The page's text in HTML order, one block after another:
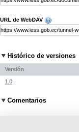
URL de WebDAV
Histórico de versiones
Versión
1.0
Comentarios